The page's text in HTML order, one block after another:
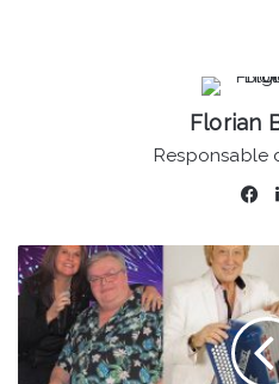
Florian
Responsable
Thés
dansants
Anzin